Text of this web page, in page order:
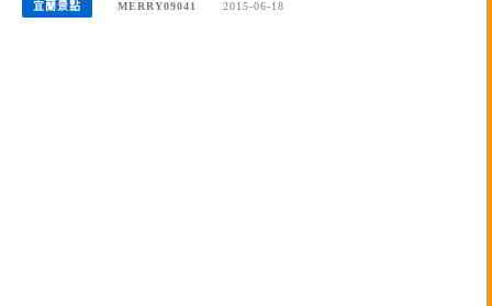
宜蘭景點 MERRY09041 2015-06-18